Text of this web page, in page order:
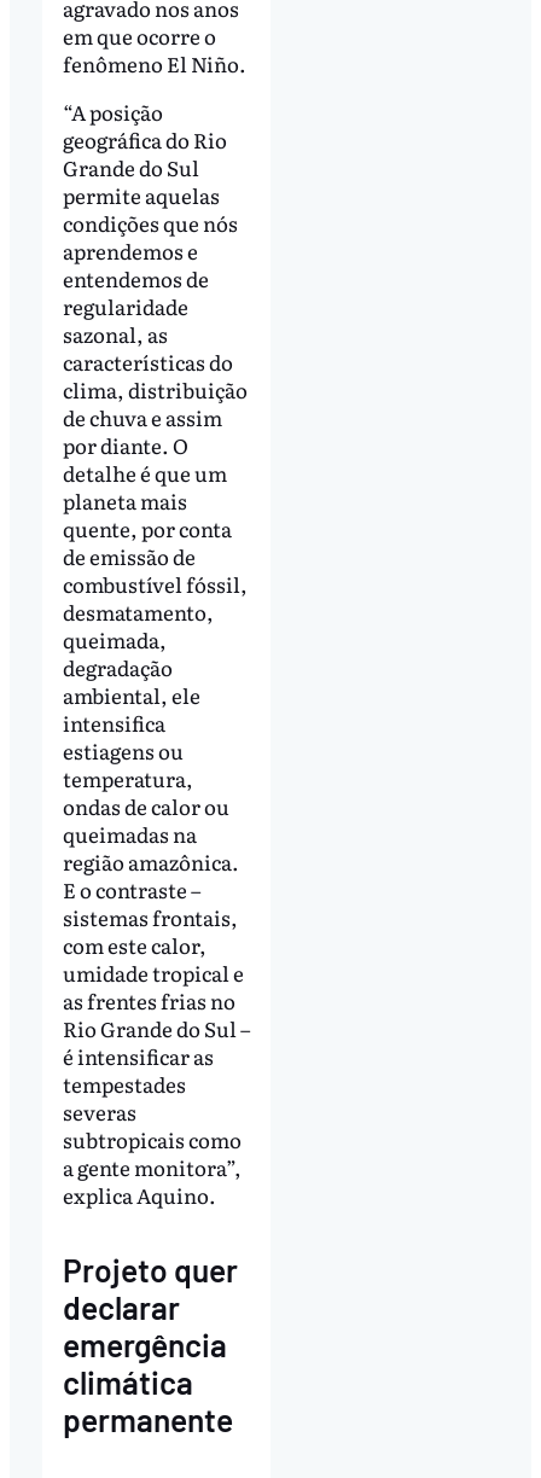
agravado nos anos
em que ocorre o
fenômeno El Niño.
“A posição
geográfica do Rio
Grande do Sul
permite aquelas
condições que nós
aprendemos e
entendemos de
regularidade
sazonal, as
características do
clima, distribuição
de chuva e assim
por diante. O
detalhe é que um
planeta mais
quente, por conta
de emissão de
combustível fóssil,
desmatamento,
queimada,
degradação
ambiental, ele
intensifica
estiagens ou
temperatura,
ondas de calor ou
queimadas na
região amazônica.
E o contraste –
sistemas frontais,
com este calor,
umidade tropical e
as frentes frias no
Rio Grande do Sul –
é intensificar as
tempestades
severas
subtropicais como
a gente monitora”,
explica Aquino.
Projeto quer
declarar
emergência
climática
permanente